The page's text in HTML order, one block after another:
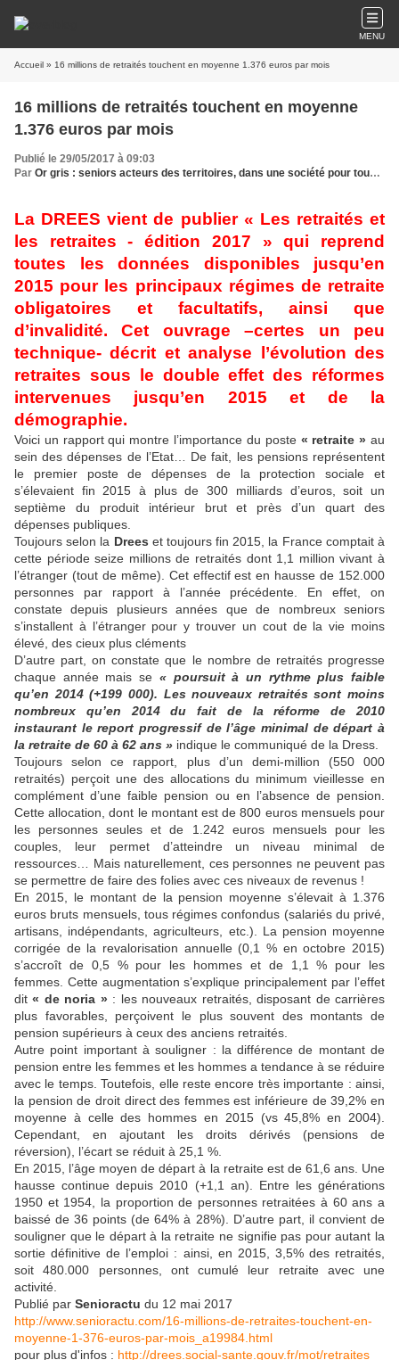
MENU
Accueil » 16 millions de retraités touchent en moyenne 1.376 euros par mois
16 millions de retraités touchent en moyenne
1.376 euros par mois
Publié le 29/05/2017 à 09:03
Par Or gris : seniors acteurs des territoires, dans une société pour tous les âges
La DREES vient de publier « Les retraités et
les retraites - édition 2017 » qui reprend
toutes les données disponibles jusqu’en
2015 pour les principaux régimes de retraite
obligatoires et facultatifs, ainsi que
d’invalidité. Cet ouvrage –certes un peu
technique- décrit et analyse l’évolution des
retraites sous le double effet des réformes
intervenues jusqu’en 2015 et de la
démographie.
Voici un rapport qui montre l’importance du poste « retraite » au
sein des dépenses de l’Etat… De fait, les pensions représentent
le premier poste de dépenses de la protection sociale et
s’élevaient fin 2015 à plus de 300 milliards d’euros, soit un
septième du produit intérieur brut et près d’un quart des
dépenses publiques.
Toujours selon la Drees et toujours fin 2015, la France comptait à
cette période seize millions de retraités dont 1,1 million vivant à
l’étranger (tout de même). Cet effectif est en hausse de 152.000
personnes par rapport à l’année précédente. En effet, on
constate depuis plusieurs années que de nombreux seniors
s’installent à l’étranger pour y trouver un cout de la vie moins
élevé, des cieux plus cléments
D’autre part, on constate que le nombre de retraités progresse
chaque année mais se « poursuit à un rythme plus faible
qu’en 2014 (+199 000). Les nouveaux retraités sont moins
nombreux qu’en 2014 du fait de la réforme de 2010
instaurant le report progressif de l’âge minimal de départ à
la retraite de 60 à 62 ans » indique le communiqué de la Dress.
Toujours selon ce rapport, plus d’un demi-million (550 000
retraités) perçoit une des allocations du minimum vieillesse en
complément d’une faible pension ou en l’absence de pension.
Cette allocation, dont le montant est de 800 euros mensuels pour
les personnes seules et de 1.242 euros mensuels pour les
couples, leur permet d’atteindre un niveau minimal de
ressources… Mais naturellement, ces personnes ne peuvent pas
se permettre de faire des folies avec ces niveaux de revenus !
En 2015, le montant de la pension moyenne s’élevait à 1.376
euros bruts mensuels, tous régimes confondus (salariés du privé,
artisans, indépendants, agriculteurs, etc.). La pension moyenne
corrigée de la revalorisation annuelle (0,1 % en octobre 2015)
s’accroît de 0,5 % pour les hommes et de 1,1 % pour les
femmes. Cette augmentation s’explique principalement par l’effet
dit« de noria »: les nouveaux retraités, disposant de carrières
plus favorables, perçoivent le plus souvent des montants de
pension supérieurs à ceux des anciens retraités.
Autre point important à souligner : la différence de montant de
pension entre les femmes et les hommes a tendance à se réduire
avec le temps. Toutefois, elle reste encore très importante : ainsi,
la pension de droit direct des femmes est inférieure de 39,2% en
moyenne à celle des hommes en 2015 (vs 45,8% en 2004).
Cependant, en ajoutant les droits dérivés (pensions de
réversion), l’écart se réduit à 25,1 %.
En 2015, l’âge moyen de départ à la retraite est de 61,6 ans. Une
hausse continue depuis 2010 (+1,1 an). Entre les générations
1950 et 1954, la proportion de personnes retraitées à 60 ans a
baissé de 36 points (de 64% à 28%). D’autre part, il convient de
souligner que le départ à la retraite ne signifie pas pour autant la
sortie définitive de l’emploi : ainsi, en 2015, 3,5% des retraités,
soit 480.000 personnes, ont cumulé leur retraite avec une
activité.
Publié par Senioractu du 12 mai 2017
http://www.senioractu.com/16-millions-de-retraites-touchent-en-
moyenne-1-376-euros-par-mois_a19984.html
pour plus d'infos : http://drees.social-sante.gouv.fr/mot/retraites